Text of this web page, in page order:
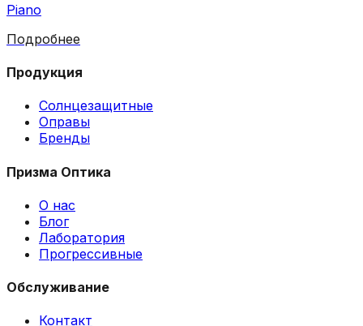
Piano
Подробнее
Продукция
Солнцезащитные
Оправы
Бренды
Призма Оптика
О нас
Блог
Лаборатория
Прогрессивные
Обслуживание
Контакт